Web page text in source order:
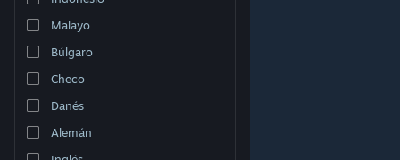
Malayo
Búlgaro
Checo
Danés
Alemán